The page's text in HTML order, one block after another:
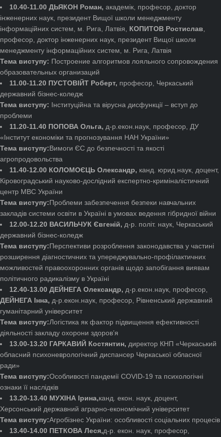
10.40-11.00 ДЬЯКОН Роман, академік, професор, доктор
інженерних наук, президент Вищої школи менеджменту
інформаційних систем, м. Рига, Латвія, КОПИТОВ Ростислав,
професор, доктор інженерних наук, президент Вищої школи
менеджменту інформаційних систем, м. Рига, Латвія
Тема виступу: Построение алгоритмов лояльного сопровождения
образовательных организаций
11.00-11.20 ПУСТОВІЙТ Роберт, професор, Черкаський
державний бізнес-коледж
Тема виступу: Інституційна та вірусна дисфункції – вступ до
проблеми
11.20-11.40 ПОПОВА Ольга, д-р.екон.наук, професор, ДУ
«Інститут економіки та прогнозування НАН України»
Тема виступу:Вимоги ЄС до безпечності та якості
агропродовольства
11.40-12.00 КОЛОМОЄЦЬ Олександр, канд. юрид.наук, доцент,
Кіровоградський науково-дослідний експертно-криміналістичний
центр МВС України
Тема виступу:Проблеми забезпечення безпеки навчальних
закладів системи освіти в Україні в умовах ведення гібридної війни
12.00-12.20 ВАСИЛЬЧУК Євгеній, д-р. політ. наук, Черкаський
державний бізнес-коледж
Тема виступу:Перспективи розроблення законодавства у частині
розширення діагностичних та упереджувально-профілактичних
можливостей правоохоронних органів щодо запобігання виявам
політичного радикалізму в Україні
12.40-13.00 ДЕЙНЕГА Олександр, д-р.екон.наук, професор,
ДЕЙНЕГА Інна, д-р.екон.наук, професор, Рівненський державний
гуманітарний університет
Тема виступу:Логістика як фактор підвищення ефективності
діяльності закладу охорони здоров’я
13.00-13.20 ГАРКАВИЙ Костянтин, директор КНП «Черкаський
обласний психоневрологічний диспансер Черкаської обласної
ради»
Тема виступу:Особливості пандемії COVID-19 та психологічні
ознаки її наслідків
13.20-13.40 МУХІНА Ірина,канд. екон. наук, доцент,
Херсонський державний аграрно-економічний університет
Тема виступу:Агробізнес України: особливості соціальних процесів
13.40-14.00 ПЕТКОВА Леся,д-р. екон. наук, професор,